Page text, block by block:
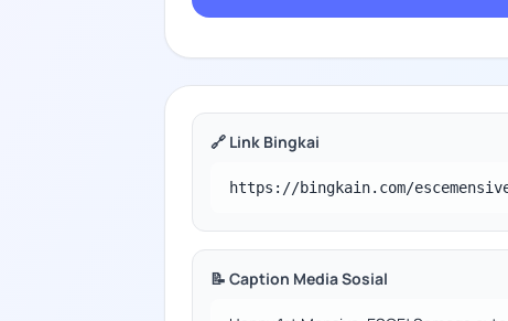
🔗 Link Bingkai
📝 Caption Media Sosial